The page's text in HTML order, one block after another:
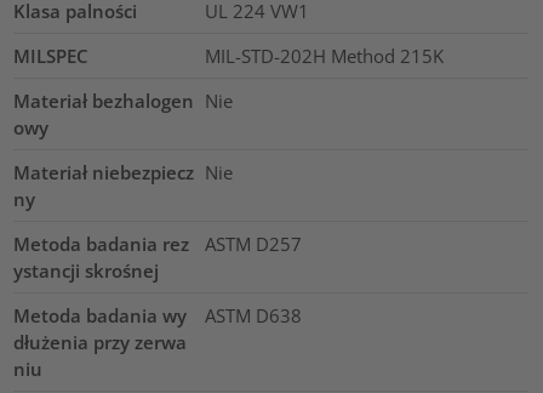
Klasa palności
UL 224 VW1
MILSPEC
MIL-STD-202H Method 215K
Materiał bezhalogen
owy
Nie
Materiał niebezpiecz
ny
Nie
Metoda badania rez
ystancji skrośnej
ASTM D257
Metoda badania wy
dłużenia przy zerwa
niu
ASTM D638